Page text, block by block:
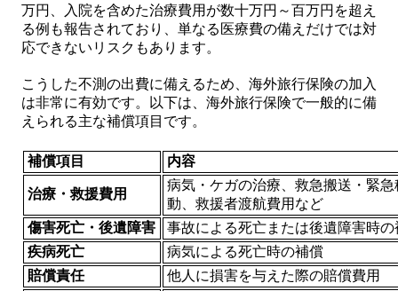
万円、入院を含めた治療費用が数十万円～百万円を超え
る例も報告されており、単なる医療費の備えだけでは対
応できないリスクもあります。
こうした不測の出費に備えるため、海外旅行保険の加入
は非常に有効です。以下は、海外旅行保険で一般的に備
えられる主な補償項目です。
補償項目 内容
治療・救援費用
病気・ケガの治療、救急搬送・緊
動、救援者渡航費用など
傷害死亡・後遺障害
事故による死亡または後遺障害時の
疾病死亡
病気による死亡時の補償
賠償責任
他人に損害を与えた際の賠償費用